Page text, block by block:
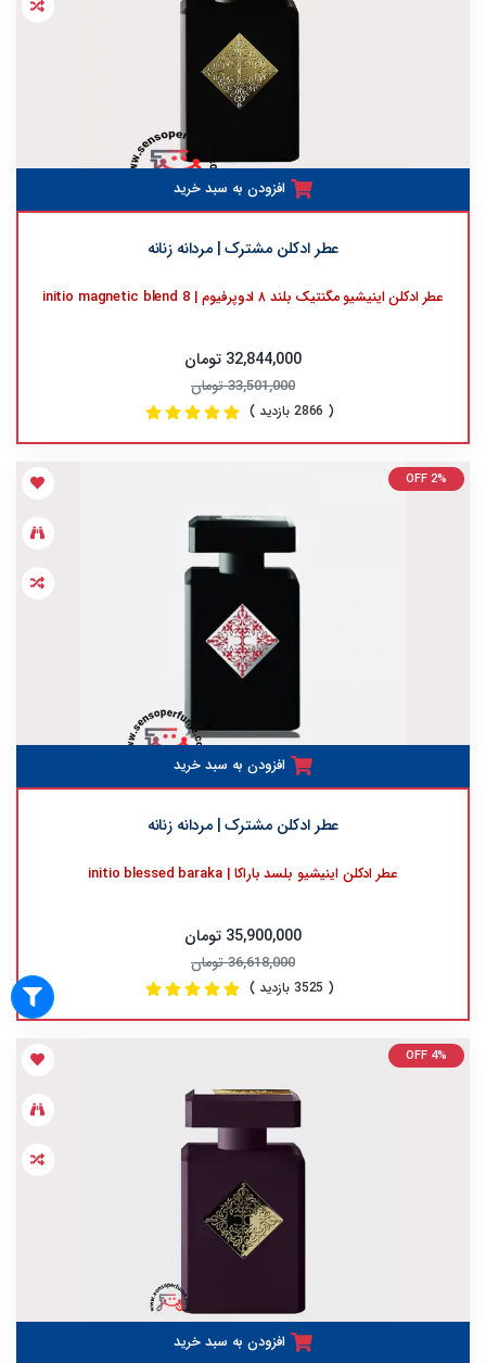
افزودن به سبد خرید
عطر ادکلن مشترک | مردانه زنانه
عطر ادکلن اینیشیو مگنتیک بلند ۸ ادوپرفیوم | initio magnetic blend 8
32,844,000 تومان
33,501,000 تومان
( 2866 بازدید )
OFF 2%
افزودن به سبد خرید
عطر ادکلن مشترک | مردانه زنانه
عطر ادکلن اينيشيو بلسد باراکا | initio blessed baraka
35,900,000 تومان
36,618,000 تومان
( 3525 بازدید )
OFF 4%
افزودن به سبد خرید